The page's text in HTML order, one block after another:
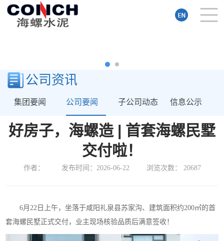
公司资讯
集团要闻 公司要闻 子公司动态 信息公示
好房子，海螺造 | 首套海螺民墅
交付啦！
作者： 发布时间：2026-06-22 浏览次数： 20687
6月22日上午，坐落于咸阳礼泉县苏家沟、建筑面积约200㎡的首
套海螺民墅正式交付，业主现场核验品质后满意签收！